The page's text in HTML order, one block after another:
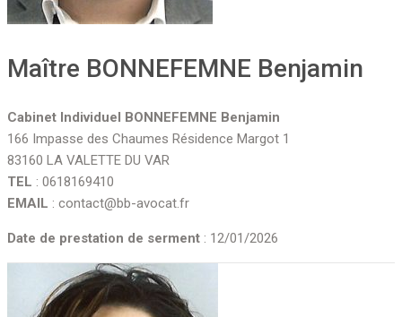
Maître BONNEFEMNE Benjamin
Cabinet Individuel BONNEFEMNE Benjamin
166 Impasse des Chaumes Résidence Margot 1
83160 LA VALETTE DU VAR
TEL : 0618169410
EMAIL : contact@bb-avocat.fr
Date de prestation de serment : 12/01/2026